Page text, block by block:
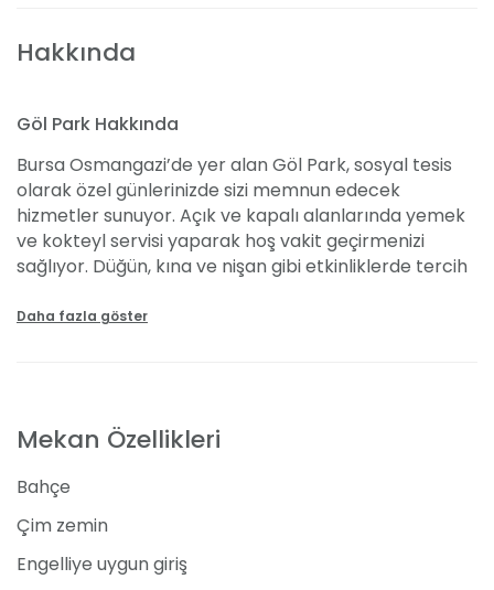
Hakkında
Göl Park Hakkında
Bursa Osmangazi’de yer alan Göl Park, sosyal tesis
olarak özel günlerinizde sizi memnun edecek
hizmetler sunuyor. Açık ve kapalı alanlarında yemek
ve kokteyl servisi yaparak hoş vakit geçirmenizi
sağlıyor. Düğün, kına ve nişan gibi etkinliklerde tercih
100 TL arasında değişiyor.
sağlıyor. Merkezi konumda bulunan sosyal tesise
Profesyonel ışık, ses ve sahne sistemi kurularak
eğlence için gerekli koşullar hazırlanıyor. Törenden
önce menü tadımı yaparak yemekler hakkında bilgi
sahibi olabilirsiniz. Konukların sayısı ve oturmak
Daha fazla göster
Mekan Özellikleri
Bahçe
Çim zemin
Engelliye uygun giriş